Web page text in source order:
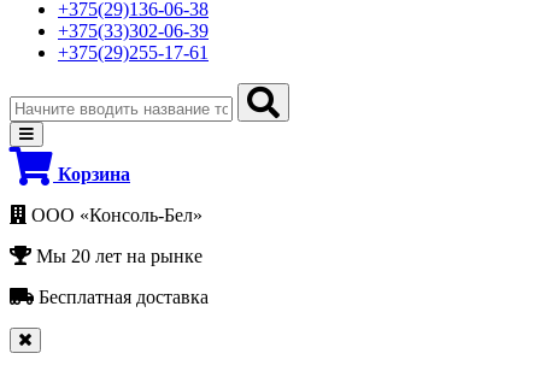
+375(29)136-06-38
+375(33)302-06-39
+375(29)255-17-61
Корзина
ООО «Консоль-Бел»
Мы 20 лет на рынке
Бесплатная доставка